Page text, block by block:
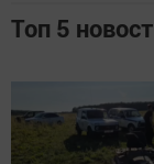
Топ 5